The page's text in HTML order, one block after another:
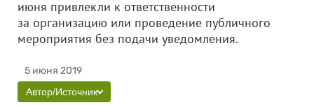
июня привлекли к ответственности
за организацию или проведение публичного
мероприятия без подачи уведомления.
5 июня 2019
Автор/Источник